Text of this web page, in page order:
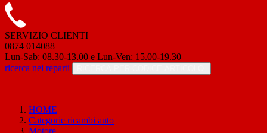
SERVIZIO CLIENTI
0874 014088
Lun-Sab: 08.30-13.00 e Lun-Ven: 15.00-19.30
ricerca nei reparti
HOME
Categorie ricambi auto